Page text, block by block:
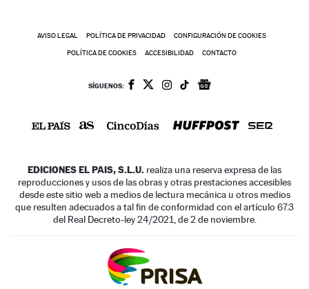
AVISO LEGAL POLÍTICA DE PRIVACIDAD CONFIGURACIÓN DE COOKIES
POLÍTICA DE COOKIES ACCESIBILIDAD CONTACTO
SÍGUENOS:
EDICIONES EL PAIS, S.L.U. realiza una reserva expresa de las
reproducciones y usos de las obras y otras prestaciones accesibles
desde este sitio web a medios de lectura mecánica u otros medios
que resulten adecuados a tal fin de conformidad con el artículo 67.3
del Real Decreto-ley 24/2021, de 2 de noviembre.